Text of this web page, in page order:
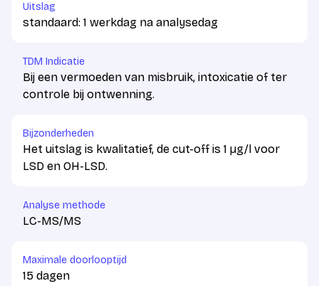
Uitslag
standaard: 1 werkdag na analysedag
TDM Indicatie
Bij een vermoeden van misbruik, intoxicatie of ter
controle bij ontwenning.
Bijzonderheden
Het uitslag is kwalitatief, de cut-off is 1 µg/l voor
LSD en OH-LSD.
Analyse methode
LC-MS/MS
Maximale doorlooptijd
15 dagen